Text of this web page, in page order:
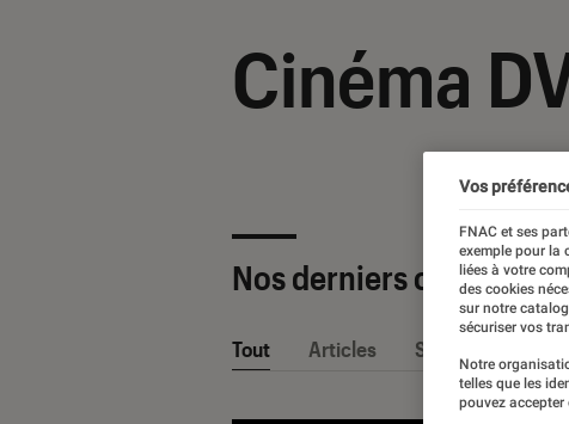
Cinéma
Nos derniers contenus
Tout Articles Sélections et
Vos
FNAC et ses
exemple pour la
liées à votre
des cookies
sur notre
sécuriser vos
Notre
telles que les
pouvez